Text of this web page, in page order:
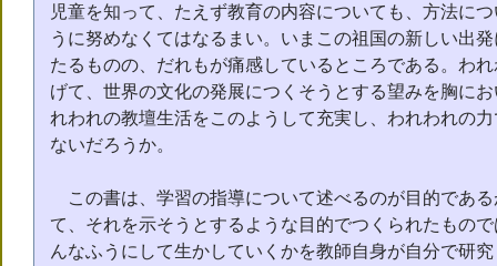
児童を知って、たえず教育の内容についても、方法に
うに努めなくてはなるまい。いまこの祖国の新しい出
たるものの、だれもが痛感しているところである。わ
げて、世界の文化の発展につくそうとする望みを胸に
れわれの教壇生活をこのようして充実し、われわれの
ないだろうか。
この書は、学習の指導について述べるのが目的であ
て、それを示そうとするような目的でつくられたもの
んなふうにして生かしていくかを教師自身が自分で研